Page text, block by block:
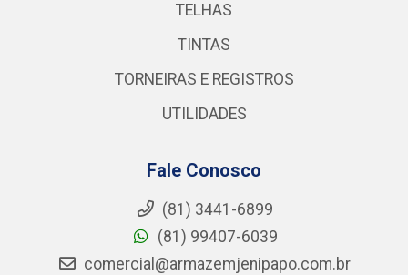
TELHAS
TINTAS
TORNEIRAS E REGISTROS
UTILIDADES
Fale Conosco
(81) 3441-6899
(81) 99407-6039
comercial@armazemjenipapo.com.br